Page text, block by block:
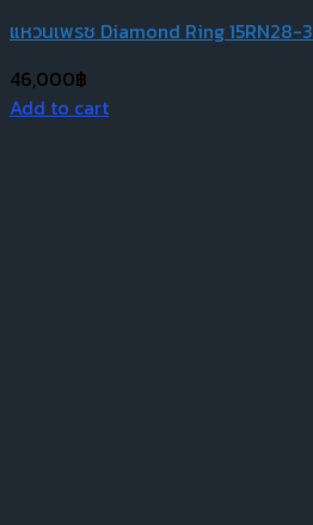
แหวนเพรช Diamond Ring 15RN28-3
46,000฿
Add to cart